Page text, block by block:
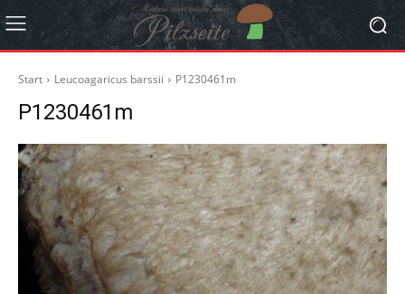
Start Leucoagaricus barssii P1230461m
P1230461m